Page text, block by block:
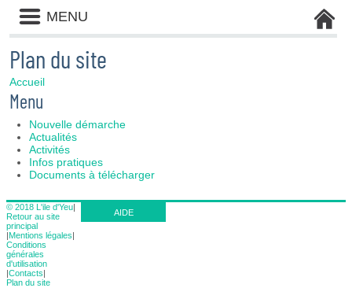
Liste
des
avertissements
MENU
Plan du site
Accueil
Menu
Nouvelle démarche
Actualités
Activités
Infos pratiques
Documents à télécharger
© 2018 L'ile d'Yeu|
Retour au site
principal
|Mentions légales|
Conditions
générales
d'utilisation
|Contacts|
Plan du site
AIDE